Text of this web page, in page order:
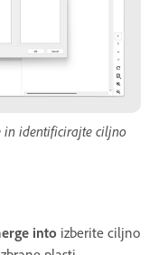
in identificirajte ciljno
into izberite ciljno